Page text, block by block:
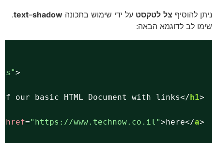
להוסיףצל לטקסטעל ידי שימוש בתכונה text–shadow
.
לב לדוגמא הבאה:
of our basic HTML Document with links</
<a href="https://www.technow.co.il">here</